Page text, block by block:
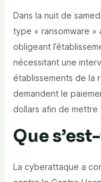
Dans la nuit de
type « ransomware »
obligeant
nécessitant une
établissements de la
demandent le
dollars afin de mettre
Que
La cyberattaque a